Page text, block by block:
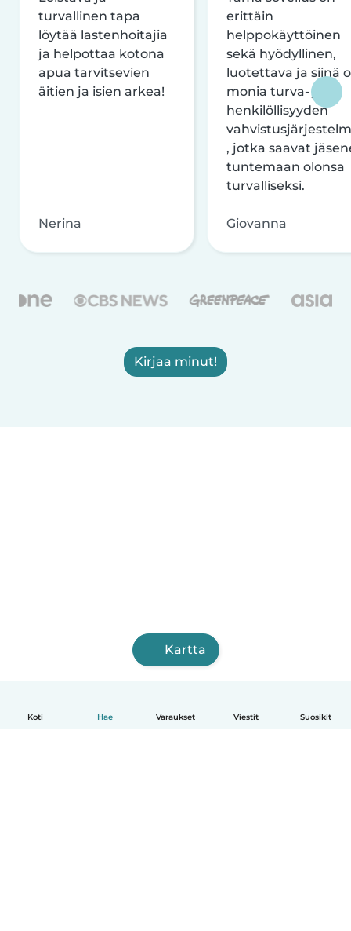
Koti Hae Varaukset Viestit Suosikit
turvallinen tapa
löytää lastenhoitajia
ja helpottaa kotona
apua tarvitsevien
äitien ja isien arkea!
Nerina
erittäin
helppokäyttöinen
sekä hyödyllinen,
luotettava ja siinä
monia turva- ja
henkilöllisyyden
, jotka saavat
tuntemaan olonsa
turvalliseksi.
Giovanna
Kirjaa minut!
Kartta